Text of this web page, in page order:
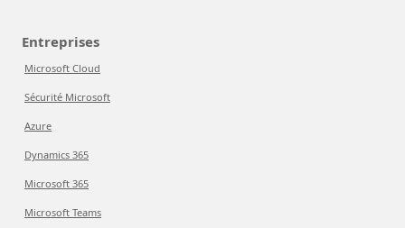
Entreprises
Microsoft Cloud
Sécurité Microsoft
Azure
Dynamics 365
Microsoft 365
Microsoft Teams